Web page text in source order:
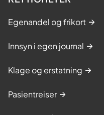
Egenandel og frikort
Innsyn i egen journal
Klage og erstatning
Pasientreiser